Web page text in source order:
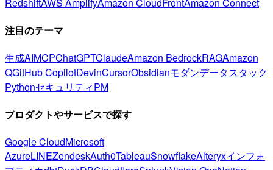
RedshiftAWS AmplifyAmazon CloudFrontAmazon Connect
注目のテーマ
生成AIMCPChatGPTClaudeAmazon BedrockRAGAmazon
QGitHub CopilotDevinCursorObsidianモダンデータスタック
PythonセキュリティPM
プロダクトやサービスで探す
Google CloudMicrosoft
AzureLINEZendeskAuth0TableauSnowflakeAlteryxインフォ